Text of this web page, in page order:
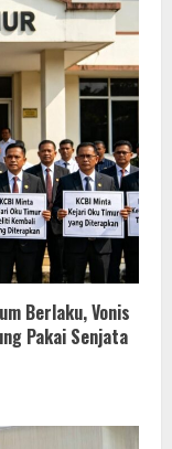
Berlaku, Vonis
Pakai Senjata